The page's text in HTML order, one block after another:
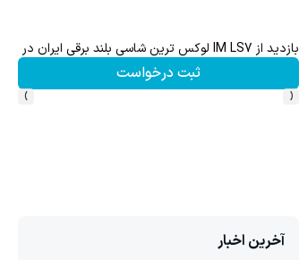
بازدید از IM LS7 لوکس ترین شاسی بلند برقی ایران در باشگاه انقلاب
ثبت درخواست
‹
›
آخرین اخبار